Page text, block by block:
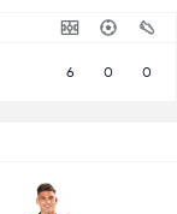
6 0 0